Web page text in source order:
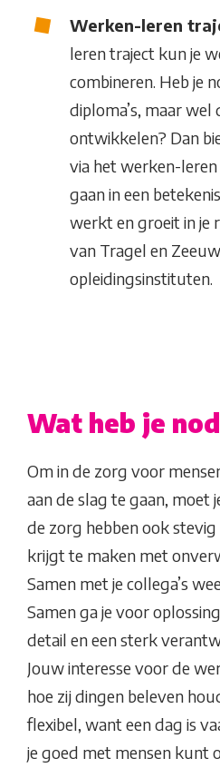
Werken-leren
leren traject kun je
combineren. Heb je
diploma’s, maar
ontwikkelen? Dan
via het werken-
gaan in een
werkt en groeit in je
van Tragel en
opleidingsinstituten.
Wat heb je
Om in de zorg voor
aan de slag te gaan, moet
de zorg hebben ook stevig
krijgt te maken met
Samen met je collega’s
Samen ga je voor
detail en een sterk
Jouw interesse voor de
hoe zij dingen beleven
flexibel, want een dag is
je goed met mensen kunt